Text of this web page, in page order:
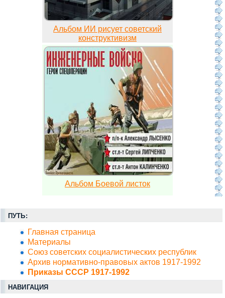
Альбом ИИ рисует советский
конструктивизм
Альбом Боевой листок
ПУТЬ:
Главная страница
Материалы
Союз советских социалистических республик
Архив нормативно-правовых актов 1917-1992
Приказы СССР 1917-1992
НАВИГАЦИЯ